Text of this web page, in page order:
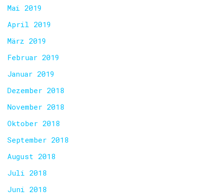
Mai 2019
April 2019
März 2019
Februar 2019
Januar 2019
Dezember 2018
November 2018
Oktober 2018
September 2018
August 2018
Juli 2018
Juni 2018